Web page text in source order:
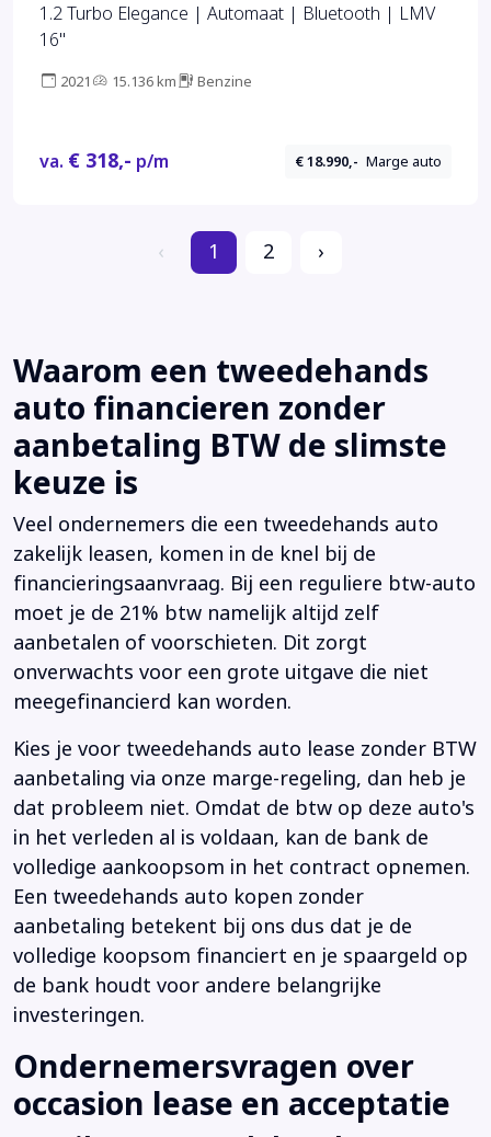
1.2 Turbo Elegance | Automaat | Bluetooth | LMV
16''
2021 15.136 km Benzine
va. € 318,- p/m € 18.990,- Marge auto
‹ 1 2 ›
Waarom een tweedehands
auto financieren zonder
aanbetaling BTW de slimste
keuze is
Veel ondernemers die een tweedehands auto
zakelijk leasen, komen in de knel bij de
financieringsaanvraag. Bij een reguliere btw-auto
moet je de 21% btw namelijk altijd zelf
aanbetalen of voorschieten. Dit zorgt
onverwachts voor een grote uitgave die niet
meegefinancierd kan worden.
Kies je voor tweedehands auto lease zonder BTW
aanbetaling via onze marge-regeling, dan heb je
dat probleem niet. Omdat de btw op deze auto's
in het verleden al is voldaan, kan de bank de
volledige aankoopsom in het contract opnemen.
Een tweedehands auto kopen zonder
aanbetaling betekent bij ons dus dat je de
volledige koopsom financiert en je spaargeld op
de bank houdt voor andere belangrijke
investeringen.
Ondernemersvragen over
occasion lease en acceptatie